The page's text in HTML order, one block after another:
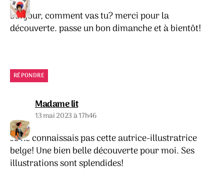
bonjour, comment vas tu? merci pour la
découverte. passe un bon dimanche et à bientôt!
RÉPONDRE
Madame litdit :
13 mai 2023 à 17h46
Je ne connaissais pas cette autrice-illustratrice
belge! Une bien belle découverte pour moi. Ses
illustrations sont splendides!